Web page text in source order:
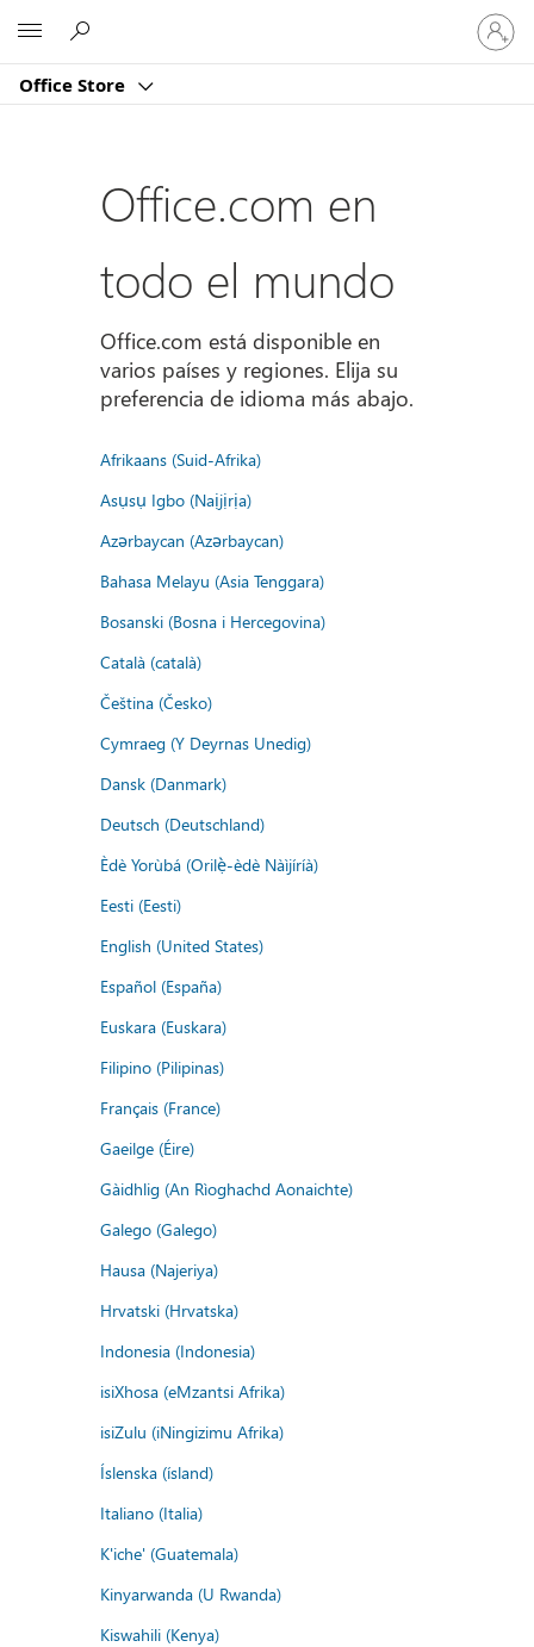
Office Store
Iniciar
sesión
en
cuenta
Office.com en
todo el mundo
Office.com está disponible en
varios países y regiones. Elija su
preferencia de idioma más abajo.
Afrikaans (Suid-Afrika)
Asụsụ Igbo (Naịjịrịa)
Azərbaycan (Azərbaycan)
Bahasa Melayu (Asia Tenggara)
Bosanski (Bosna i Hercegovina)
Català (català)
Čeština (Česko)
Cymraeg (Y Deyrnas Unedig)
Dansk (Danmark)
Deutsch (Deutschland)
Èdè Yorùbá (Orilẹ̀-èdè Nàìjíríà)
Eesti (Eesti)
English (United States)
Español (España)
Euskara (Euskara)
Filipino (Pilipinas)
Français (France)
Gaeilge (Éire)
Gàidhlig (An Rìoghachd Aonaichte)
Galego (Galego)
Hausa (Najeriya)
Hrvatski (Hrvatska)
Indonesia (Indonesia)
isiXhosa (eMzantsi Afrika)
isiZulu (iNingizimu Afrika)
Íslenska (ísland)
Italiano (Italia)
K'iche' (Guatemala)
Kinyarwanda (U Rwanda)
Kiswahili (Kenya)